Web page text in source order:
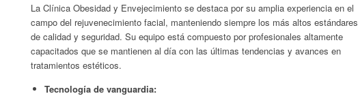
La Clínica Obesidad y Envejecimiento se destaca por su amplia experiencia en el
campo del rejuvenecimiento facial, manteniendo siempre los más altos estándares
de calidad y seguridad. Su equipo está compuesto por profesionales altamente
capacitados que se mantienen al día con las últimas tendencias y avances en
tratamientos estéticos.
Tecnología de vanguardia: